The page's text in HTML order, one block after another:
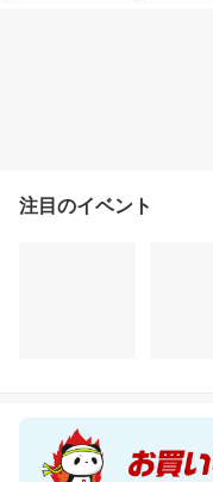
注目のイベント